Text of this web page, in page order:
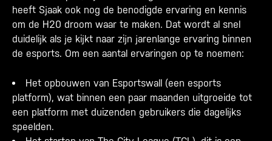
heeft Sjaak ook nog de benodigde ervaring en kennis
om de H20 droom waar te maken. Dat wordt al snel
duidelijk als je kijkt naar zijn jarenlange ervaring binnen
de esports. Om een aantal ervaringen op te noemen:
Het opbouwen van Esportswall (een esports
platform), wat binnen een paar maanden uitgroeide tot
een platform met duizenden gebruikers die dagelijks
speelden.